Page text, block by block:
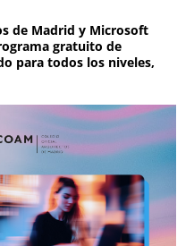
de Madrid y Microsoft
gratuito de
para todos los niveles,